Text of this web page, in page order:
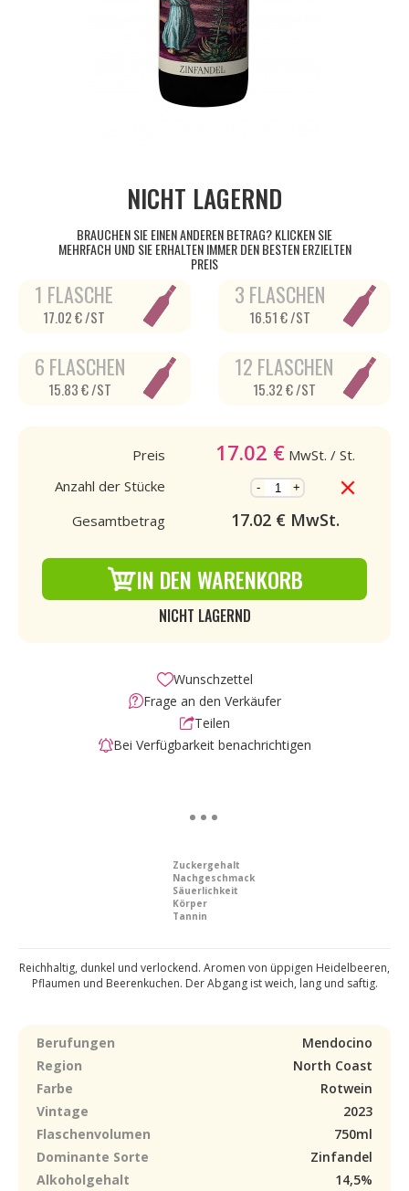
NICHT LAGERND
BRAUCHEN SIE EINEN ANDEREN BETRAG? KLICKEN SIE
MEHRFACH UND SIE ERHALTEN IMMER DEN BESTEN ERZIELTEN
PREIS
1 FLASCHE
17.02 € /ST
3 FLASCHEN
16.51 € /ST
6 FLASCHEN
15.83 € /ST
12 FLASCHEN
15.32 € /ST
Preis 17.02 € MwSt. / St.
Anzahl der Stücke
- +
Gesamtbetrag 17.02€ MwSt.
IN DEN WARENKORB
NICHT LAGERND
Wunschzettel
Frage an den Verkäufer
Teilen
Bei Verfügbarkeit benachrichtigen
Zuckergehalt
Nachgeschmack
Säuerlichkeit
Körper
Tannin
Reichhaltig, dunkel und verlockend. Aromen von üppigen Heidelbeeren,
Pflaumen und Beerenkuchen. Der Abgang ist weich, lang und saftig.
Berufungen
Mendocino
Region
North Coast
Farbe
Rotwein
Vintage
2023
Flaschenvolumen
750ml
Dominante Sorte
Zinfandel
Alkoholgehalt
14,5%